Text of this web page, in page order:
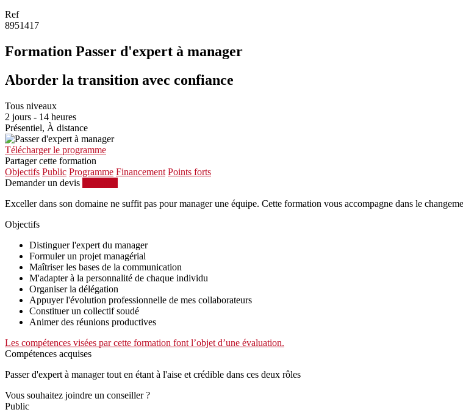
Ref
8951417
Formation Passer d'expert à manager
Aborder la transition avec confiance
Tous niveaux
2 jours - 14 heures
Présentiel, À distance
Télécharger le programme
Partager cette formation
Objectifs Public Programme Financement Points forts
Demander un devis
Exceller dans son domaine ne suffit pas pour manager une équipe. Cette formation vous accompagne dans le
Objectifs
Distinguer l'expert du manager
Formuler un projet managérial
Maîtriser les bases de la communication
M'adapter à la personnalité de chaque individu
Organiser la délégation
Appuyer l'évolution professionnelle de mes collaborateurs
Constituer un collectif soudé
Animer des réunions productives
Les compétences visées par cette formation font l’objet d’une évaluation.
Compétences acquises
Passer d'expert à manager tout en étant à l'aise et crédible dans ces deux rôles
Vous souhaitez joindre un conseiller ?
Public